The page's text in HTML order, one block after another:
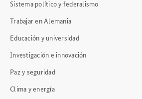
Sistema político y federalismo
Trabajar en Alemania
Educación y universidad
Investigación e innovación
Paz y seguridad
Clima y energía